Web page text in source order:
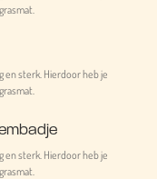
en sterk. Hierdoor heb je
en sterk. Hierdoor heb je